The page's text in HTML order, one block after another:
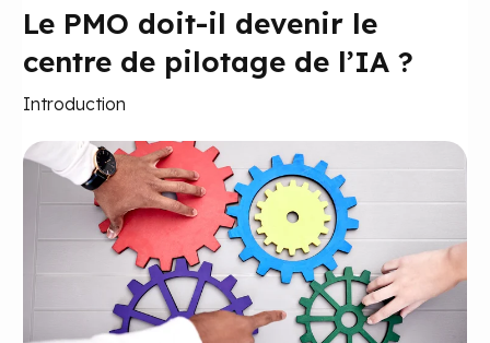
Le PMO doit-il devenir le
centre de pilotage de l’IA ?
Introduction